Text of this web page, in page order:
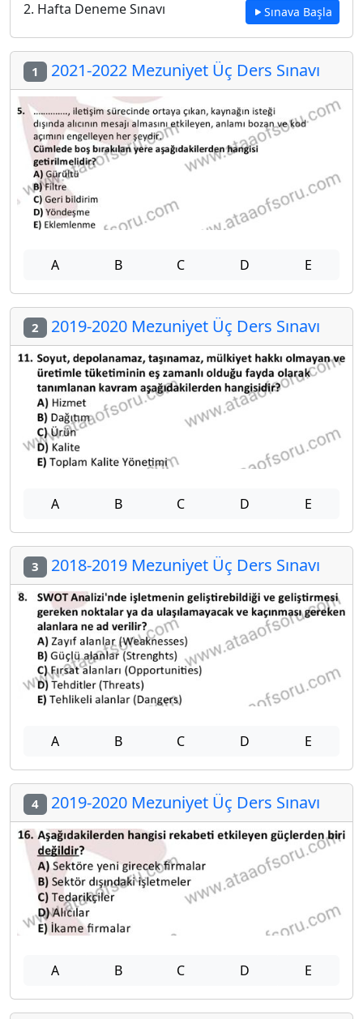
2. Hafta Deneme Sınavı Sınava Başla
1 2021-2022 Mezuniyet Üç Ders Sınavı
A B C D E
2 2019-2020 Mezuniyet Üç Ders Sınavı
A B C D E
3 2018-2019 Mezuniyet Üç Ders Sınavı
A B C D E
4 2019-2020 Mezuniyet Üç Ders Sınavı
A B C D E